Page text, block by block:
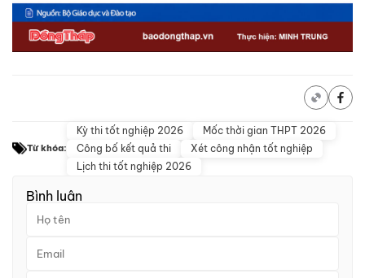
Từ khóa:
Kỳ thi tốt nghiệp 2026
Mốc thời gian THPT 2026
Công bố kết quả thi
Xét công nhận tốt nghiệp
Lịch thi tốt nghiệp 2026
Bình luận